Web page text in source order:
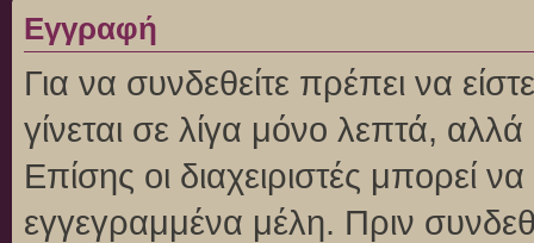
Εγγραφή
Για να συνδεθείτε πρέπει να
γίνεται σε λίγα μόνο λεπτά,
Επίσης οι διαχειριστές μπορεί
εγγεγραμμένα μέλη. Πριν